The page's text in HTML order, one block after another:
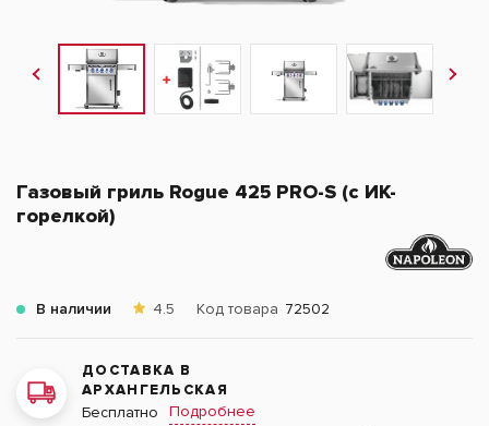
Газовый гриль Rogue 425 PRO-S (с ИК-
горелкой)
В наличии 4.5 Код товара 72502
ДОСТАВКА В
АРХАНГЕЛЬСКАЯ
Бесплатно
Подробнее